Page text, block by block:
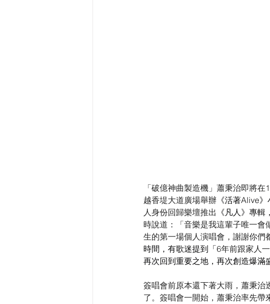
「破億神曲製造機」蕭秉治即將
越香堤大道廣場舉辦 《活著Alive
人身份回歸樂壇推出 《凡人》專
時說道：「音樂是我這輩子唯一會
生的第一場個人演唱會，謝謝你們
時間，有歌迷提到「6年前跟家人
再次回到重要之地，再次創造爆滿
簽唱會前原本還下著大雨，蕭秉治
了。簽唱會一開始，蕭秉治率先